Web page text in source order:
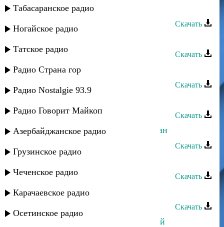
Табасаранское радио
Ногайское радио
Татское радио
Радио Страна гор
Радио Nostalgie 93.9
Радио Говорит Майкоп
Азербайджанское радио
Грузинское радио
Чеченское радио
Карачаевское радио
Осетинское радио
Марина Мустафаева - Ты и я
Скачать
Скачать
Марина Мустафаева - Зачем
Скачать
Скачать
Марина Мустафаева - Мой Дагестан
Скачать
Скачать
Марина Мустафаева - Эй тIашизм
Скачать
Марина Мустафаева - Дуэт с мамой